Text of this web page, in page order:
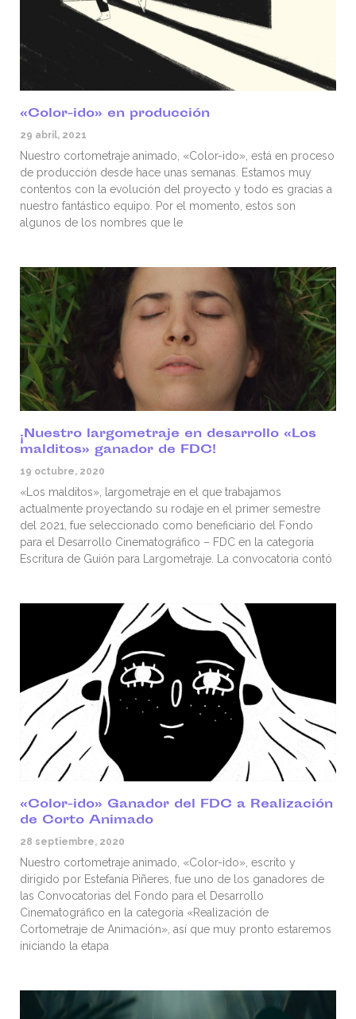
«Color-ido» en producción
29 abril, 2021
Nuestro cortometraje animado, «Color-ido», está en proceso
de producción desde hace unas semanas. Estamos muy
contentos con la evolución del proyecto y todo es gracias a
nuestro fantástico equipo. Por el momento, estos son
algunos de los nombres que le
¡Nuestro largometraje en desarrollo «Los
malditos» ganador de FDC!
19 octubre, 2020
«Los malditos», largometraje en el que trabajamos
actualmente proyectando su rodaje en el primer semestre
del 2021, fue seleccionado como beneficiario del Fondo
para el Desarrollo Cinematográfico – FDC en la categoría
Escritura de Guión para Largometraje. La convocatoria contó
«Color-ido» Ganador del FDC a Realización
de Corto Animado
28 septiembre, 2020
Nuestro cortometraje animado, «Color-ido», escrito y
dirigido por Estefanía Piñeres, fue uno de los ganadores de
las Convocatorias del Fondo para el Desarrollo
Cinematográfico en la categoría «Realización de
Cortometraje de Animación», así que muy pronto estaremos
iniciando la etapa